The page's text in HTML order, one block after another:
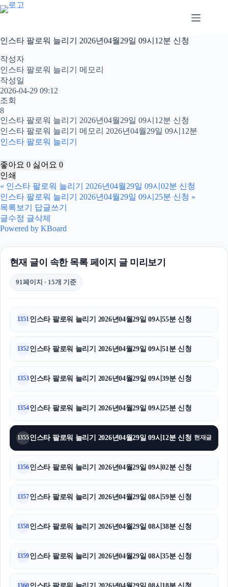
본
문
로
건
너
뛰
기
인스타 팔로워 늘리기 2026년04월29일 09시12분 신청
작성자
인스타 팔로워 늘리기 메모리
작성일
2026-04-29 09:12
조회
8
인스타 팔로워 늘리기 2026년04월29일 09시12분 신청
인스타 팔로워 늘리기 메모리 2026년04월29일 09시12분
인스타 팔로워 늘리기
좋아요 0 싫어요 0
인쇄
« 인스타 팔로워 늘리기 2026년04월29일 09시02분 신청
인스타 팔로워 늘리기 2026년04월29일 09시25분 신청 »
목록보기
답글쓰기
글수정 글삭제
Powered by KBoard
현재 글이 속한 목록 페이지 글 미리보기
91페이지 · 15개 기준
1351인스타 팔로워 늘리기 2026년04월29일 09시55분 신청
1352인스타 팔로워 늘리기 2026년04월29일 09시51분 신청
1353인스타 팔로워 늘리기 2026년04월29일 09시39분 신청
1354인스타 팔로워 늘리기 2026년04월29일 09시25분 신청
1355인스타 팔로워 늘리기 2026년04월29일 09시12분 신청 현재글
1356인스타 팔로워 늘리기 2026년04월29일 09시02분 신청
1357인스타 팔로워 늘리기 2026년04월29일 08시59분 신청
1358인스타 팔로워 늘리기 2026년04월29일 08시38분 신청
1359인스타 팔로워 늘리기 2026년04월29일 08시35분 신청